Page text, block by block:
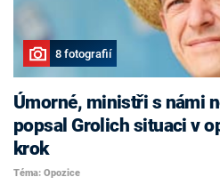
8 fotografií
Úmorné, ministři s námi
popsal Grolich situaci v
krok
Téma: Opozice